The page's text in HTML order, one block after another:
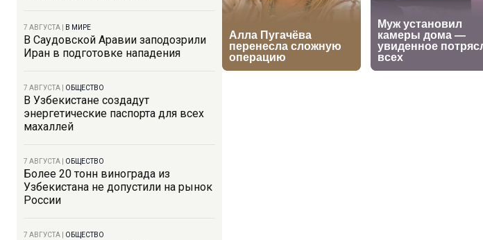
7 АВГУСТА В МИРЕ
В Саудовской Аравии заподозрили
Иран в подготовке нападения
7 АВГУСТА ОБЩЕСТВО
В Узбекистане создадут
энергетические паспорта для всех
махаллей
7 АВГУСТА ОБЩЕСТВО
Более 20 тонн винограда из
Узбекистана не допустили на рынок
России
7 АВГУСТА ОБЩЕСТВО